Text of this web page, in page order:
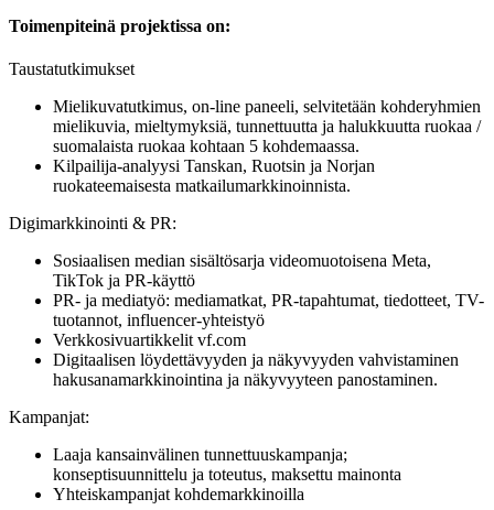
Toimenpiteinä projektissa on:
Taustatutkimukset
Mielikuvatutkimus, on-line paneeli, selvitetään kohderyhmien
mielikuvia, mieltymyksiä, tunnettuutta ja halukkuutta ruokaa /
suomalaista ruokaa kohtaan 5 kohdemaassa.
Kilpailija-analyysi Tanskan, Ruotsin ja Norjan
ruokateemaisesta matkailumarkkinoinnista.
Digimarkkinointi & PR:
Sosiaalisen median sisältösarja videomuotoisena Meta,
TikTok ja PR-käyttö
PR- ja mediatyö: mediamatkat, PR-tapahtumat, tiedotteet, TV-
tuotannot, influencer-yhteistyö
Verkkosivuartikkelit vf.com
Digitaalisen löydettävyyden ja näkyvyyden vahvistaminen
hakusanamarkkinointina ja näkyvyyteen panostaminen.
Kampanjat:
Laaja kansainvälinen tunnettuuskampanja;
konseptisuunnittelu ja toteutus, maksettu mainonta
Yhteiskampanjat kohdemarkkinoilla